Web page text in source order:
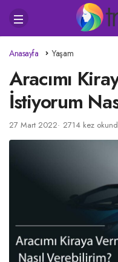
Anasayfa Yaşam
Aracımı
İstiyorum
27 Mart 2022 2714 kez